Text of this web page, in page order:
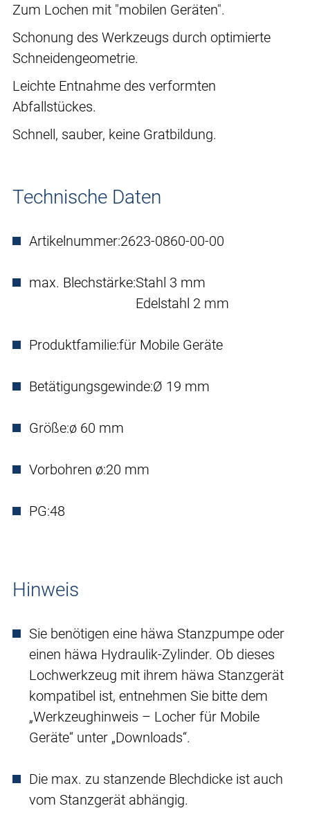
Zum Lochen mit "mobilen Geräten".
Schonung des Werkzeugs durch optimierte
Schneidengeometrie.
Leichte Entnahme des verformten
Abfallstückes.
Schnell, sauber, keine Gratbildung.
Technische Daten
Artikelnummer:2623-0860-00-00
max. Blechstärke:Stahl 3 mm
Edelstahl 2 mm
Produktfamilie:für Mobile Geräte
Betätigungsgewinde:Ø 19 mm
Größe:ø 60 mm
Vorbohren ø:20 mm
PG:48
Hinweis
Sie benötigen eine häwa Stanzpumpe oder
einen häwa Hydraulik-Zylinder. Ob dieses
Lochwerkzeug mit ihrem häwa Stanzgerät
kompatibel ist, entnehmen Sie bitte dem
„Werkzeughinweis – Locher für Mobile
Geräte“ unter „Downloads“.
Die max. zu stanzende Blechdicke ist auch
vom Stanzgerät abhängig.